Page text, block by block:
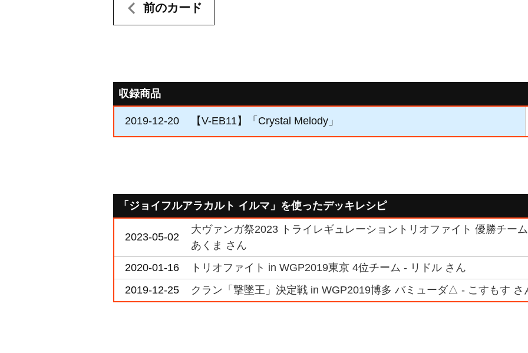
前のカード
収録商品
2019-12-20 【V-EB11】「Crystal Melody」
「ジョイフルアラカルト イルマ」を使ったデッキレシピ
2023-05-02
大ヴァンガ祭2023 トライレギュレーショントリオファイト 優勝チ
あくま さん
2020-01-16
トリオファイト in WGP2019東京 4位チーム - リドル さん
2019-12-25
クラン「撃墜王」決定戦 in WGP2019博多 バミューダ△ - こすもす さ